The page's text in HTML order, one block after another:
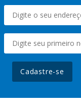
Cadastre-se